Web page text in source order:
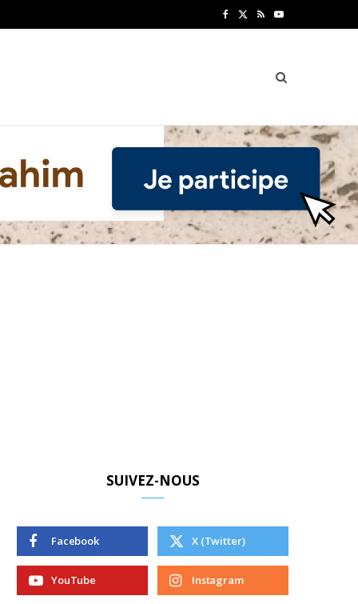
b
o
i
t
r
R Y
u
u
e
SUIVEZ-NOUS
Facebook X (Twitter)
YouTube Instagram